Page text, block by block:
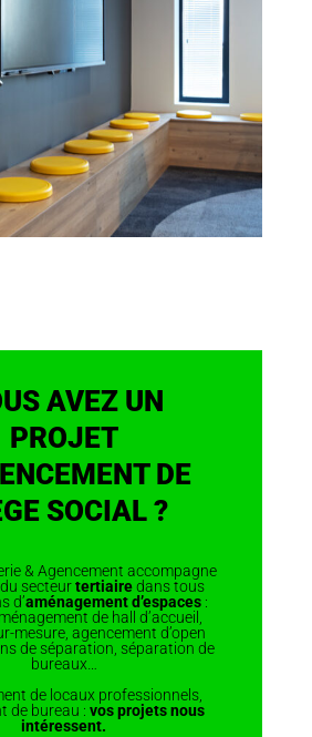
AVEZ UN
PROJET
DE
SOCIAL ?
& Agencement accompagne
secteur tertiairedans tous
d’aménagement d’espaces:
de hall d’accueil,
mesure, agencement d’open
de séparation, séparation de
bureaux…
de locaux professionnels,
de bureau :vos projets nous
intéressent.